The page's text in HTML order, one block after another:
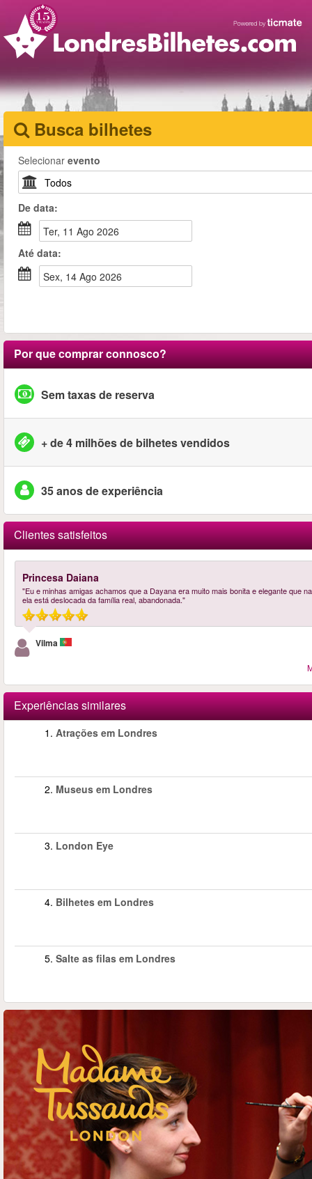
Busca bilhetes
Selecionar evento
De data:
Ter, 11 Ago 2026
Até data:
Sex, 14 Ago 2026
Por que comprar connosco?
Sem taxas de reserva
+ de 4 milhões de bilhetes vendidos
35 anos de experiência
Clientes satisfeitos
Princesa Daiana
"Eu e minhas amigas achamos que a Dayana era muito mais bonita e elegante que
ela está deslocada da família real, abandonada."
Vilma
Experiências similares
1. Atrações em Londres
2. Museus em Londres
3. London Eye
4. Bilhetes em Londres
5. Salte as filas em Londres